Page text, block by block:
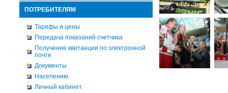
ПОТРЕБИТЕЛЯМ
Тарифы и цены
Передача показаний счетчика
Получение квитанции по электронной
почте
Документы
Населению
Личный кабинет